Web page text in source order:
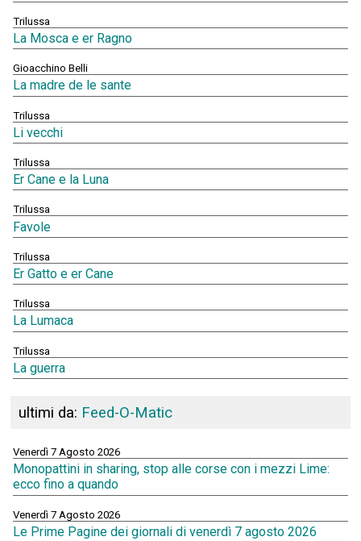
Trilussa
La Mosca e er Ragno
Gioacchino Belli
La madre de le sante
Trilussa
Li vecchi
Trilussa
Er Cane e la Luna
Trilussa
Favole
Trilussa
Er Gatto e er Cane
Trilussa
La Lumaca
Trilussa
La guerra
ultimi da: Feed-O-Matic
Venerdì 7 Agosto 2026
Monopattini in sharing, stop alle corse con i mezzi Lime:
ecco fino a quando
Venerdì 7 Agosto 2026
Le Prime Pagine dei giornali di venerdì 7 agosto 2026